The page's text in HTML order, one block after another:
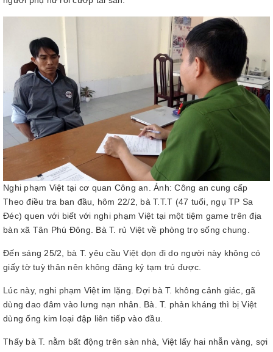
Nghi phạm Việt tại cơ quan Công an. Ảnh: Công an cung cấp
Theo điều tra ban đầu, hôm 22/2, bà T.T.T (47 tuổi, ngụ TP Sa
Đéc) quen với biết với nghi phạm Việt tại một tiệm game trên địa
bàn xã Tân Phú Đông. Bà T. rủ Việt về phòng trọ sống chung.
Đến sáng 25/2, bà T. yêu cầu Việt dọn đi do người này không có
giấy tờ tuỳ thân nên không đăng ký tạm trú được.
Lúc này, nghi phạm Việt im lặng. Đợi bà T. không cảnh giác, gã
dùng dao đâm vào lưng nạn nhân. Bà. T. phản kháng thì bị Việt
dùng ống kim loại đập liên tiếp vào đầu.
Thấy bà T. nằm bất động trên sàn nhà, Việt lấy hai nhẫn vàng, sợi